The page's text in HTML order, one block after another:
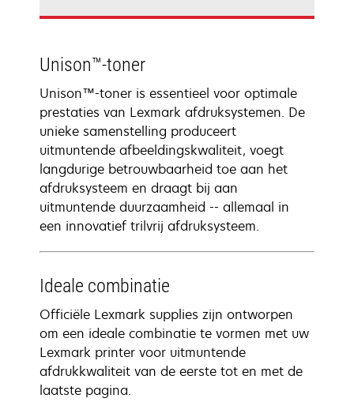
Unison™-toner
Unison™-toner is essentieel voor optimale
prestaties van Lexmark afdruksystemen. De
unieke samenstelling produceert
uitmuntende afbeeldingskwaliteit, voegt
langdurige betrouwbaarheid toe aan het
afdruksysteem en draagt bij aan
uitmuntende duurzaamheid -- allemaal in
een innovatief trilvrij afdruksysteem.
Ideale combinatie
Officiële Lexmark supplies zijn ontworpen
om een ideale combinatie te vormen met uw
Lexmark printer voor uitmuntende
afdrukkwaliteit van de eerste tot en met de
laatste pagina.